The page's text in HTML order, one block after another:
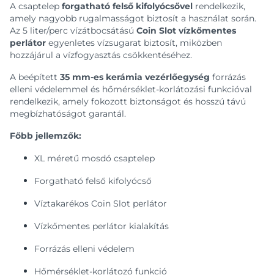
A csaptelep forgatható felső kifolyócsővel rendelkezik,
amely nagyobb rugalmasságot biztosít a használat során.
Az 5 liter/perc vízátbocsátású Coin Slot vízkőmentes
perlátor egyenletes vízsugarat biztosít, miközben
hozzájárul a vízfogyasztás csökkentéséhez.
A beépített 35 mm-es kerámia vezérlőegység forrázás
elleni védelemmel és hőmérséklet-korlátozási funkcióval
rendelkezik, amely fokozott biztonságot és hosszú távú
megbízhatóságot garantál.
Főbb jellemzők:
XL méretű mosdó csaptelep
Forgatható felső kifolyócső
Víztakarékos Coin Slot perlátor
Vízkőmentes perlátor kialakítás
Forrázás elleni védelem
Hőmérséklet-korlátozó funkció